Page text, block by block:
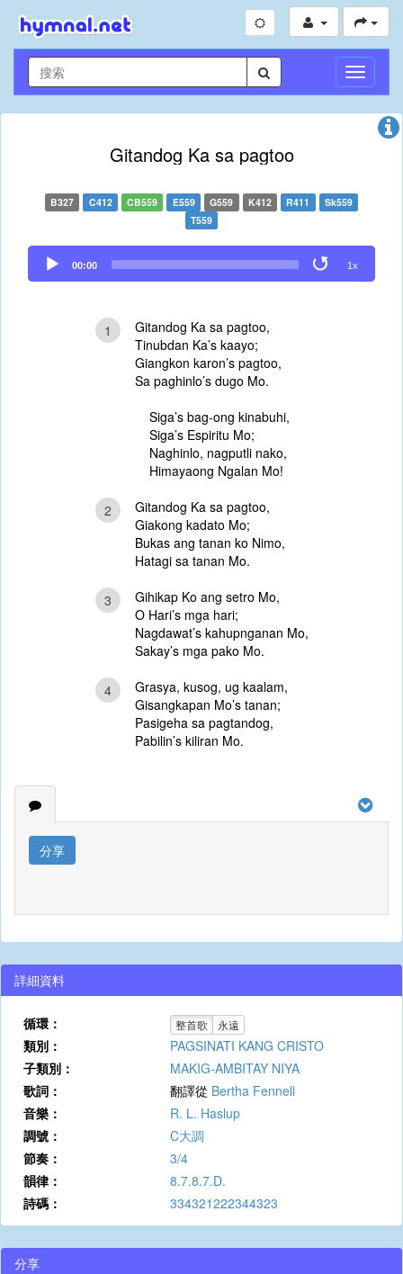
切
換
導
Gitandog Ka sa pagtoo
B327 C412 CB559 E559 G559 K412 R411
Sk559
T559
Audio
Player
00:00 1x
1
Gitandog Ka sa pagtoo,
Tinubdan Ka’s kaayo;
Giangkon karon’s pagtoo,
Sa paghinlo’s dugo Mo.
Siga’s bag-ong kinabuhi,
Siga’s Espiritu Mo;
Naghinlo, nagputli nako,
Himayaong Ngalan Mo!
2
Gitandog Ka sa pagtoo,
Giakong kadato Mo;
Bukas ang tanan ko Nimo,
Hatagi sa tanan Mo.
3
Gihikap Ko ang setro Mo,
O Hari’s mga hari;
Nagdawat’s kahupnganan Mo,
Sakay’s mga pako Mo.
4
Grasya, kusog, ug kaalam,
Gisangkapan Mo’s tanan;
Pasigeha sa pagtandog,
Pabilin’s kiliran Mo.
分享
詳細資料
循環： 整首歌 永遠
類別：
PAGSINATI KANG CRISTO
子類別：
MAKIG-AMBITAY NIYA
歌詞：
翻譯從 Bertha Fennell
音樂：
R. L. Haslup
調號：
C大調
節奏：
3/4
韻律：
8.7.8.7.D.
詩碼：
334321222344323
分享